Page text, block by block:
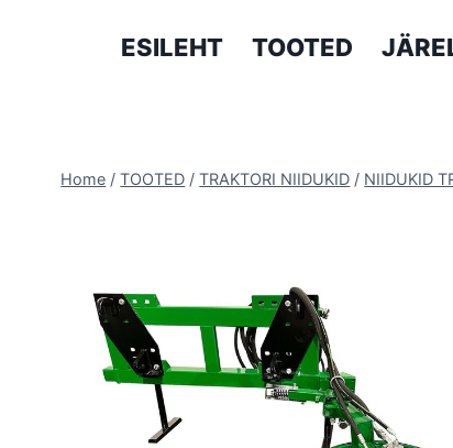
ESILEHT TOOTED
Home / TOOTED / TRAKTORI NIIDUKID / NIIDUKID